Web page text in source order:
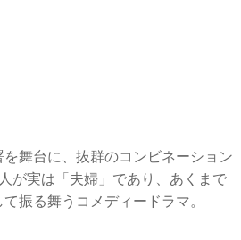
舞台に、抜群のコンビネーション
が実は「夫婦」であり、あくまで
振る舞うコメディードラマ。